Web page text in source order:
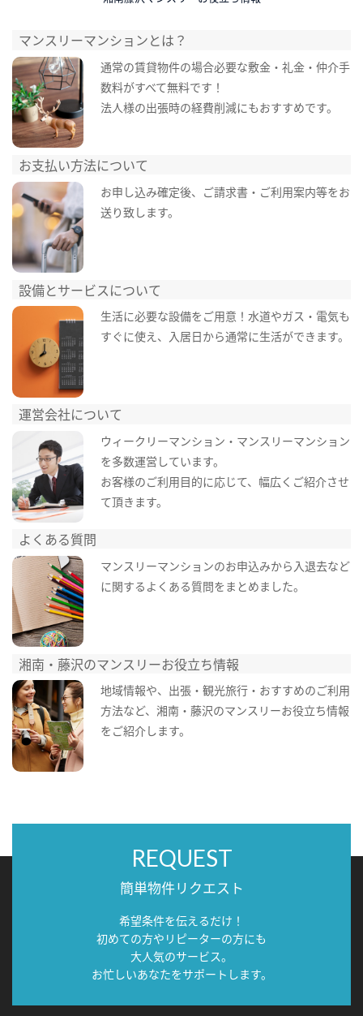
マンスリーマンションとは？
通常の賃貸物件の場合必要な敷金・礼金・仲介手
数料がすべて無料です！
法人様の出張時の経費削減にもおすすめです。
お支払い方法について
お申し込み確定後、ご請求書・ご利用案内等をお
送り致します。
設備とサービスについて
生活に必要な設備をご用意！水道やガス・電気も
すぐに使え、入居日から通常に生活ができます。
運営会社について
ウィークリーマンション・マンスリーマンション
を多数運営しています。
お客様のご利用目的に応じて、幅広くご紹介させ
て頂きます。
よくある質問
マンスリーマンションのお申込みから入退去など
に関するよくある質問をまとめました。
湘南・藤沢のマンスリーお役立ち情報
地域情報や、出張・観光旅行・おすすめのご利用
方法など、湘南・藤沢のマンスリーお役立ち情報
をご紹介します。
REQUEST
簡単物件リクエスト
希望条件を伝えるだけ！
初めての方やリピーターの方にも
大人気のサービス。
お忙しいあなたをサポートします。